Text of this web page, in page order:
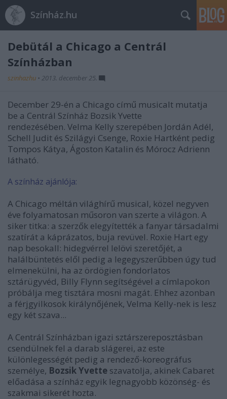
Színház.hu
Debütál a Chicago a Centrál
Színházban
szinhazhu • 2013. december 25.
December 29-én a Chicago című musicalt mutatja
be a Centrál Színház Bozsik Yvette
rendezésében. Velma Kelly szerepében Jordán Adél,
Schell Judit és Szilágyi Csenge, Roxie Hartként pedig
Tompos Kátya, Ágoston Katalin és Mórocz Adrienn
látható.
A színház ajánlója:
A Chicago méltán világhírű musical, közel negyven
éve folyamatosan műsoron van szerte a világon. A
siker titka: a szerzők elegyítették a fanyar társadalmi
szatírát a káprázatos, buja revüvel. Roxie Hart egy
nap besokall: hidegvérrel lelövi szeretőjét, a
halálbüntetés elől pedig a legegyszerűbben úgy tud
elmenekülni, ha az ördögien fondorlatos
sztárügyvéd, Billy Flynn segítségével a címlapokon
próbálja meg tisztára mosni magát. Ehhez azonban
a férjgyilkosok királynőjének, Velma Kelly-nek is lesz
egy két szava...
A Centrál Színházban igazi sztárszereposztásban
csendülnek fel a darab slágerei, az este
különlegességét pedig a rendező-koreográfus
személye, Bozsik Yvette szavatolja, akinek Cabaret
előadása a színház egyik legnagyobb közönség- és
szakmai sikerét hozta.